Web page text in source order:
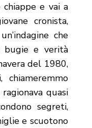
e vai a
cronista,
che
bugie e verità
del 1980,
quasi
segreti,
e scuotono